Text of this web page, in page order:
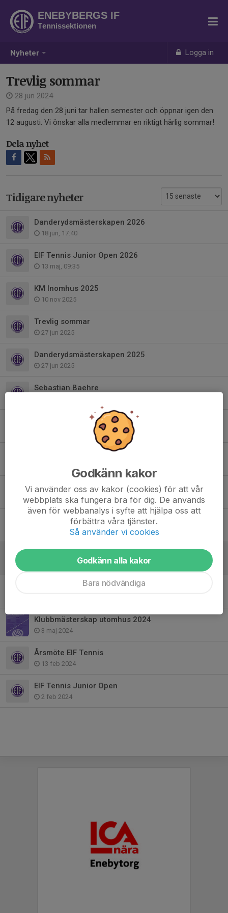
Nyheter Logga in
ENEBYBERGS IF
Tennissektionen
Trevlig sommar
28 jun 2024
På fredag den 28 juni tar hallen semester och öppnar igen den
12 augusti. Vi önskar alla medlemmar en riktigt härlig sommar!
Dela nyhet
Tidigare nyheter
Danderydsmästerskapen 2026
18 jun, 17:40
EIF Tennis Junior Open 2026
13 maj, 09:35
KM Inomhus 2025
10 nov 2025
Trevlig sommar
27 jun 2025
Danderydsmästerskapen 2025
27 jun 2025
Sebastian Baehre
Klubbmästerskap utomhus 2025
God Jul och Gott Nytt År!
KM inomhus 2024
5 nov 2024
EIF Dagen 21 september
10 sep 2024
Danderydsmästerskapen 2024
Klubbmästerskap utomhus 2024
3 maj 2024
Årsmöte EIF Tennis
13 feb 2024
EIF Tennis Junior Open
2 feb 2024
Godkänn kakor
Vi använder oss av kakor (cookies) för att vår
webbplats ska fungera bra för dig. De används
även för webbanalys i syfte att hjälpa oss att
förbättra våra tjänster.
Så använder vi cookies
Godkänn alla kakor
Bara nödvändiga